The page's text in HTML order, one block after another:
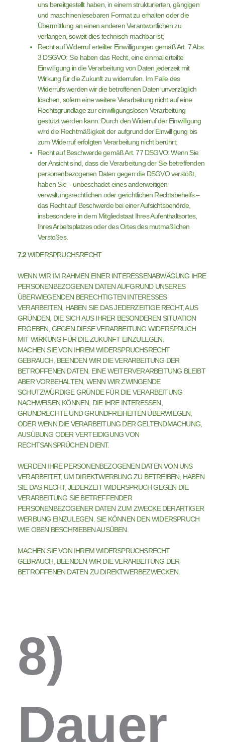
uns bereitgestellt haben, in einem strukturierten, gängigen
und maschinenlesebaren Format zu erhalten oder die
Übermittlung an einen anderen Verantwortlichen zu
verlangen, soweit dies technisch machbar ist;
Recht auf Widerruf erteilter Einwilligungen gemäß Art. 7 Abs.
3 DSGVO: Sie haben das Recht, eine einmal erteilte
Einwilligung in die Verarbeitung von Daten jederzeit mit
Wirkung für die Zukunft zu widerrufen. Im Falle des
Widerrufs werden wir die betroffenen Daten unverzüglich
löschen, sofern eine weitere Verarbeitung nicht auf eine
Rechtsgrundlage zur einwilligungslosen Verarbeitung
gestützt werden kann. Durch den Widerruf der Einwilligung
wird die Rechtmäßigkeit der aufgrund der Einwilligung bis
zum Widerruf erfolgten Verarbeitung nicht berührt;
Recht auf Beschwerde gemäß Art. 77 DSGVO: Wenn Sie
der Ansicht sind, dass die Verarbeitung der Sie betreffenden
personenbezogenen Daten gegen die DSGVO verstößt,
haben Sie – unbeschadet eines anderweitigen
verwaltungsrechtlichen oder gerichtlichen Rechtsbehelfs –
das Recht auf Beschwerde bei einer Aufsichtsbehörde,
insbesondere in dem Mitgliedstaat Ihres Aufenthaltsortes,
Ihres Arbeitsplatzes oder des Ortes des mutmaßlichen
Verstoßes.
7.2WIDERSPRUCHSRECHT
WENN WIR IM RAHMEN EINER INTERESSENABWÄGUNG IHRE
PERSONENBEZOGENEN DATEN AUFGRUND UNSERES
ÜBERWIEGENDEN BERECHTIGTEN INTERESSES
VERARBEITEN, HABEN SIE DAS JEDERZEITIGE RECHT, AUS
GRÜNDEN, DIE SICH AUS IHRER BESONDEREN SITUATION
ERGEBEN, GEGEN DIESE VERARBEITUNG WIDERSPRUCH
MIT WIRKUNG FÜR DIE ZUKUNFT EINZULEGEN.
MACHEN SIE VON IHREM WIDERSPRUCHSRECHT
GEBRAUCH, BEENDEN WIR DIE VERARBEITUNG DER
BETROFFENEN DATEN. EINE WEITERVERARBEITUNG BLEIBT
ABER VORBEHALTEN, WENN WIR ZWINGENDE
SCHUTZWÜRDIGE GRÜNDE FÜR DIE VERARBEITUNG
NACHWEISEN KÖNNEN, DIE IHRE INTERESSEN,
GRUNDRECHTE UND GRUNDFREIHEITEN ÜBERWIEGEN,
ODER WENN DIE VERARBEITUNG DER GELTENDMACHUNG,
AUSÜBUNG ODER VERTEIDIGUNG VON
RECHTSANSPRÜCHEN DIENT.
WERDEN IHRE PERSONENBEZOGENEN DATEN VON UNS
VERARBEITET, UM DIREKTWERBUNG ZU BETREIBEN, HABEN
SIE DAS RECHT, JEDERZEIT WIDERSPRUCH GEGEN DIE
VERARBEITUNG SIE BETREFFENDER
PERSONENBEZOGENER DATEN ZUM ZWECKE DERARTIGER
WERBUNG EINZULEGEN. SIE KÖNNEN DEN WIDERSPRUCH
WIE OBEN BESCHRIEBEN AUSÜBEN.
MACHEN SIE VON IHREM WIDERSPRUCHSRECHT
GEBRAUCH, BEENDEN WIR DIE VERARBEITUNG DER
BETROFFENEN DATEN ZU DIREKTWERBEZWECKEN.
8)
Dauer